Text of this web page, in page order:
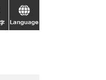
language